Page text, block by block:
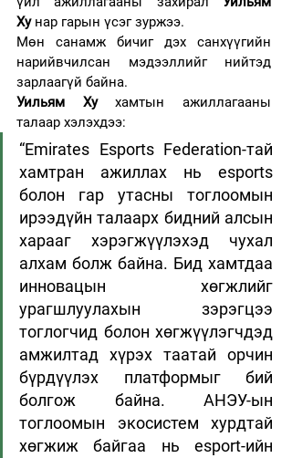
Ху нар гарын үсэг зуржээ.
Мөн санамж бичиг дэх санхүүгийн
нарийвчилсан мэдээллийг нийтэд
зарлаагүй байна.
Уильям Ху хамтын ажиллагааны
талаар хэлэхдээ:
“Emirates Esports Federation-тай
хамтран ажиллах нь esports
болон гар утасны тоглоомын
ирээдүйн талаарх бидний алсын
харааг хэрэгжүүлэхэд чухал
алхам болж байна. Бид хамтдаа
инновацын хөгжлийг
урагшлуулахын зэрэгцээ
тоглогчид болон хөгжүүлэгчдэд
амжилтад хүрэх таатай орчин
бүрдүүлэх платформыг бий
болгож байна. АНЭУ-ын
тоглоомын экосистем хурдтай
хөгжиж байгаа нь esport-ийн